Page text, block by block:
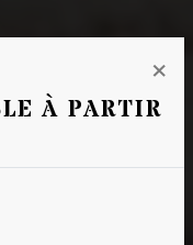
À PARTIR
×